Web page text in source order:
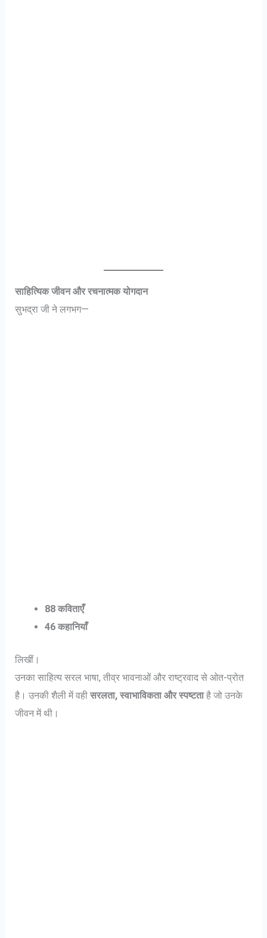
साहित्यिक जीवन और रचनात्मक योगदान
सुभद्रा जी ने लगभग—
88 कविताएँ
46 कहानियाँ
लिखीं।
उनका साहित्य सरल भाषा, तीव्र भावनाओं और राष्ट्रवाद से ओत-प्रोत
है। उनकी शैली में वहीसरलता, स्वाभाविकता और स्पष्टताहै जो उनके
जीवन में थी।